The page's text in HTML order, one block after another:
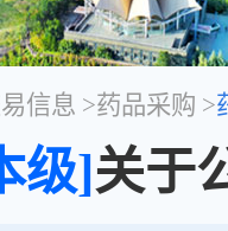
信息 >药品采购 >
级]关于